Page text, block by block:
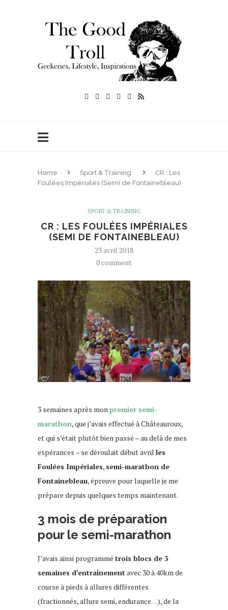
Home Sport & Training
CR : Les
Foulées Impériales (Semi de Fontainebleau)
SPORT & TRAINING
CR : LES FOULÉES IMPÉRIALES
(SEMI DE FONTAINEBLEAU)
23 avril 2018
0 comment
3 semaines après monpremier semi-
marathon, que j’avais effectué à Châteauroux,
et qui s’était plutôt bien passé – au delà de mes
espérances – se déroulait début avril les
Foulées Impériales, semi-marathon de
Fontainebleau, épreuve pour laquelle je me
prépare depuis quelques temps maintenant.
3 mois de préparation
pour le semi-marathon
J’avais ainsi programmé trois blocs de 3
semaines d’entraînement avec 30 à 40km de
course à pieds à allures différentes
(fractionnés, allure semi, endurance…), de la